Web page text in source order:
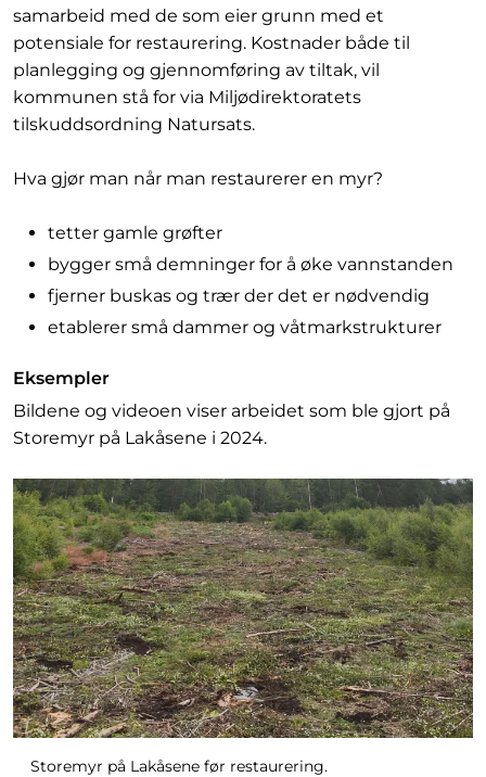
samarbeid med de som eier grunn med et
potensiale for restaurering. Kostnader både til
planlegging og gjennomføring av tiltak, vil
kommunen stå for via Miljødirektoratets
tilskuddsordning Natursats.
Hva gjør man når man restaurerer en myr?
tetter gamle grøfter
bygger små demninger for å øke vannstanden
fjerner buskas og trær der det er nødvendig
etablerer små dammer og våtmarkstrukturer
Eksempler
Bildene og videoen viser arbeidet som ble gjort på
Storemyr på Lakåsene i 2024.
Storemyr på Lakåsene før restaurering.